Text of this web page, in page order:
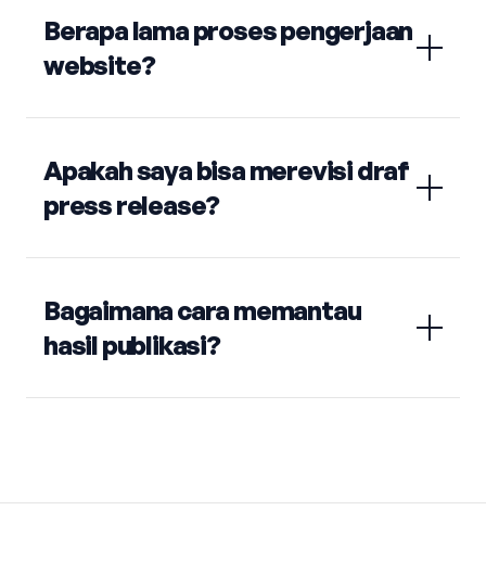
Berapa lama proses pengerjaan
website?
Apakah saya bisa merevisi draf
press release?
Bagaimana cara memantau
hasil publikasi?